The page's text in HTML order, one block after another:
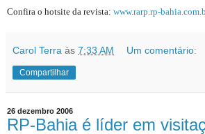
Confira o hotsite da revista: www.rarp.rp-
Carol Terra às 7:33 AM Um comentário:
Compartilhar
26 dezembro 2006
RP-Bahia é líder em